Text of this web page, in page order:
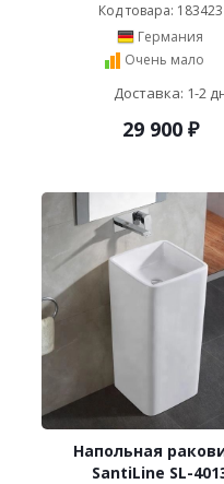
Код товара: 183423
Германия
Очень мало
Доставка: 1-2
29 900₽
Напольная
SantiLine SL-